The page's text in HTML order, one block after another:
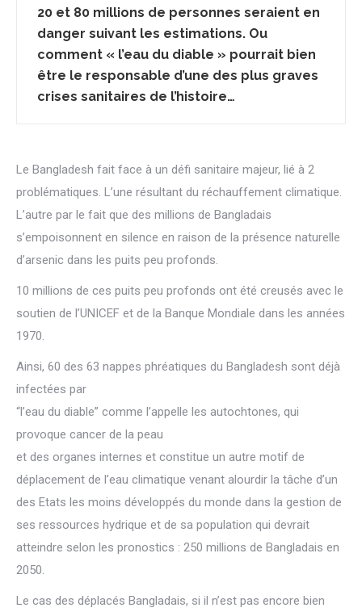
20 et 80 millions de personnes seraient en
danger suivant les estimations. Ou
comment « l’eau du diable » pourrait bien
être le responsable d’une des plus graves
crises sanitaires de l’histoire…
Le Bangladesh fait face à un défi sanitaire majeur, lié à 2
problématiques. L’une résultant du réchauffement climatique.
L’autre par le fait que des millions de Bangladais
s’empoisonnent en silence en raison de la présence naturelle
d’arsenic dans les puits peu profonds.
10 millions de ces puits peu profonds ont été creusés avec le
soutien de l’UNICEF et de la Banque Mondiale dans les années
1970.
Ainsi, 60 des 63 nappes phréatiques du Bangladesh sont déjà
infectées par
“l’eau du diable” comme l’appelle les autochtones, qui
provoque cancer de la peau
et des organes internes et constitue un autre motif de
déplacement de l’eau climatique venant alourdir la tâche d’un
des Etats les moins développés du monde dans la gestion de
ses ressources hydrique et de sa population qui devrait
atteindre selon les pronostics : 250 millions de Bangladais en
2050.
Le cas des déplacés Bangladais, si il n’est pas encore bien